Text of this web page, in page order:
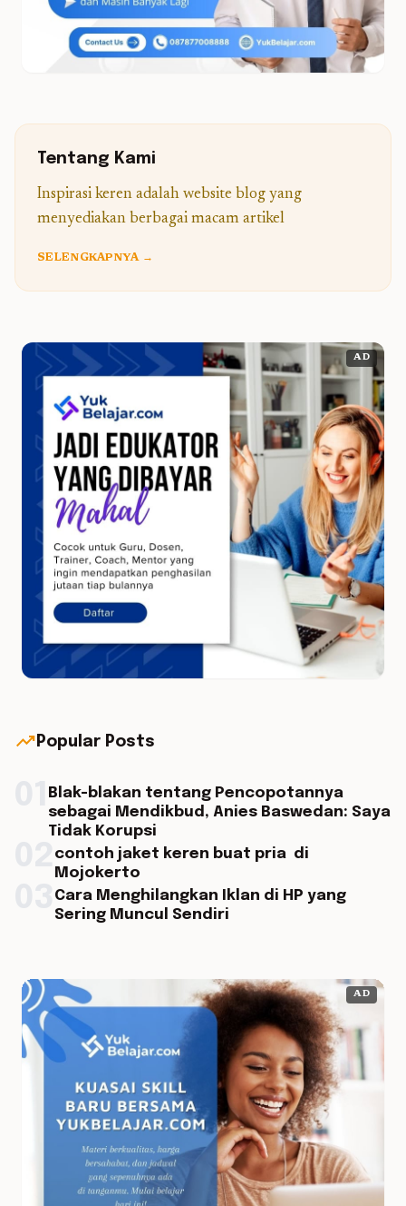
Tentang Kami
Inspirasi keren adalah website blog yang
menyediakan berbagai macam artikel
SELENGKAPNYA →
AD
trending_up Popular Posts
Blak-blakan tentang Pencopotannya
sebagai Mendikbud, Anies Baswedan: Saya
Tidak Korupsi
contoh jaket keren buat pria di
Mojokerto
Cara Menghilangkan Iklan di HP yang
Sering Muncul Sendiri
AD